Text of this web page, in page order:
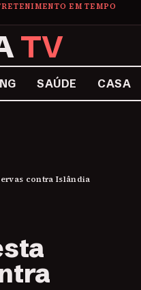
EM TEMPO
TV
SAÚDE CASA
contra Islândia